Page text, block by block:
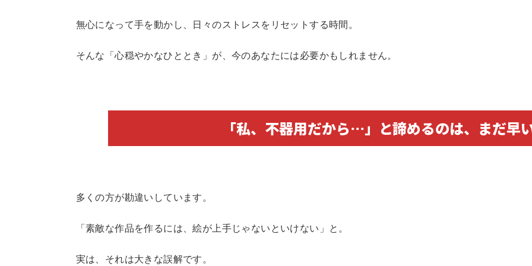
無心になって手を動かし、日々のストレスをリセットする時間。
そんな「心穏やかなひととき」が、今のあなたには必要かもしれません。
「私、不器用だから…」と諦めるのは、まだ早
多くの方が勘違いしています。
「素敵な作品を作るには、絵が上手じゃないといけない」と。
実は、それは大きな誤解です。